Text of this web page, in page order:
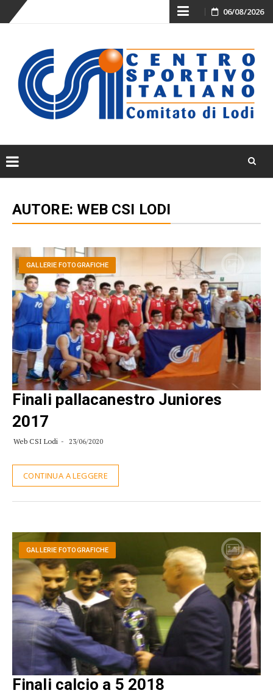
Skip
content
06/08/2026
content
AUTORE: WEB CSI LODI
GALLERIE FOTOGRAFICHE
Finali pallacanestro Juniores
2017
Web CSI Lodi 23/06/2020
CONTINUA A LEGGERE
GALLERIE FOTOGRAFICHE
Finali calcio a 5 2018